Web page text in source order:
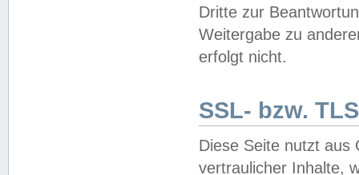
Dritte zur
Weitergabe zu
erfolgt nicht.
SSL- bzw.
Diese Seite nutzt aus
vertraulicher Inhalte,